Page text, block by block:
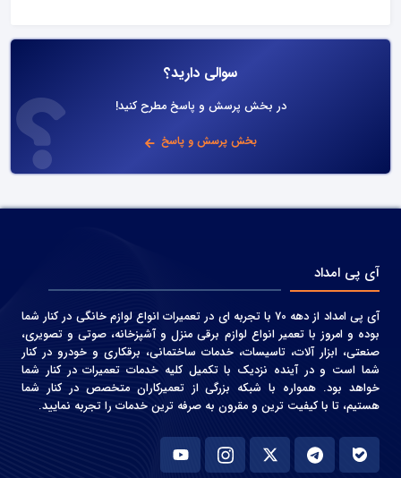
سوالی دارید؟
در بخش پرسش و پاسخ مطرح کنید!
بخش پرسش و پاسخ
آی پی امداد
آی پی امداد از دهه 70 با تجربه ای در تعمیرات انواع لوازم خانگی در کنار شما
بوده و امروز با تعمیر انواع لوازم برقی منزل و آشپزخانه، صوتی و‌ تصویری،
صنعتی، ابزار آلات، تاسیسات، خدمات ساختمانی، برقکاری و خودرو در کنار
شما است و در آینده نزدیک با تکمیل کلیه خدمات تعمیرات در کنار شما
خواهد بود. همواره با شبکه بزرگی از تعمیرکاران متخصص در کنار شما
هستیم، تا با کیفیت ترین و مقرون به صرفه ترین خدمات را تجربه نمایید.